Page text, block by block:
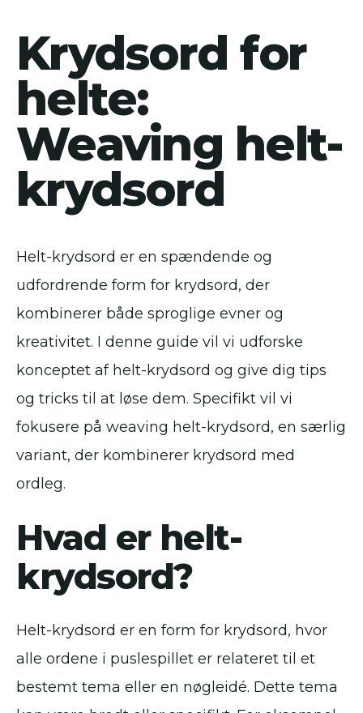
Krydsord for
helte:
Weaving helt-
krydsord
Helt-krydsord er en spændende og
udfordrende form for krydsord, der
kombinerer både sproglige evner og
kreativitet. I denne guide vil vi udforske
konceptet af helt-krydsord og give dig tips
og tricks til at løse dem. Specifikt vil vi
fokusere på weaving helt-krydsord, en særlig
variant, der kombinerer krydsord med
ordleg.
Hvad er helt-
krydsord?
Helt-krydsord er en form for krydsord, hvor
alle ordene i puslespillet er relateret til et
bestemt tema eller en nøgleidé. Dette tema